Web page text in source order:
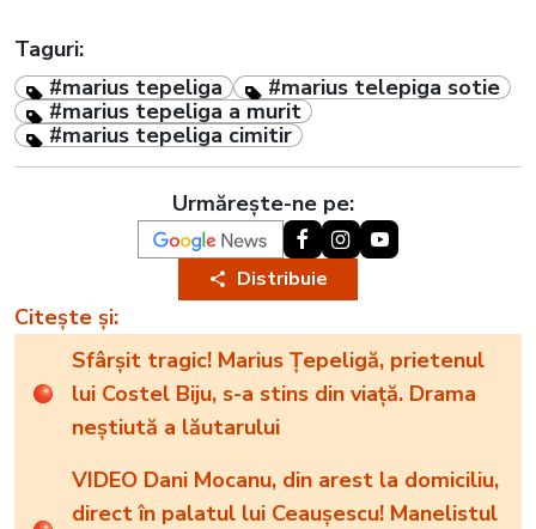
Taguri:
#marius tepeliga
#marius telepiga sotie
#marius tepeliga a murit
#marius tepeliga cimitir
Urmărește-ne pe:
Distribuie
Citește și:
Sfârșit tragic! Marius Țepeligă, prietenul
lui Costel Biju, s-a stins din viață. Drama
neștiută a lăutarului
VIDEO Dani Mocanu, din arest la domiciliu,
direct în palatul lui Ceaușescu! Manelistul